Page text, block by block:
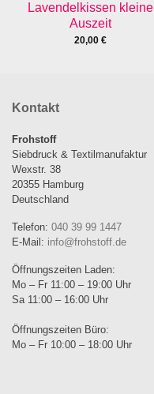
Lavendelkissen kleine
Auszeit
20,00 €
Kontakt
Frohstoff
Siebdruck & Textilmanufaktur
Wexstr. 38
20355 Hamburg
Deutschland
Telefon: 040 39 99 1447
E-Mail: info@frohstoff.de
Öffnungszeiten Laden:
Mo – Fr 11:00 – 19:00 Uhr
Sa 11:00 – 16:00 Uhr
Öffnungszeiten Büro:
Mo – Fr 10:00 – 18:00 Uhr